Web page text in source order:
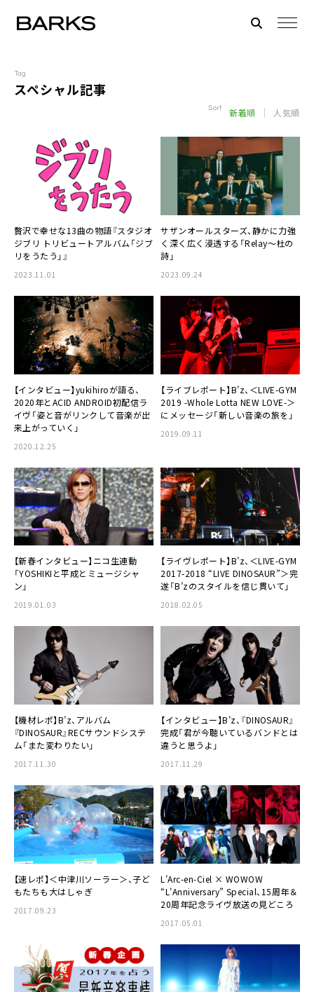
Tag
スペシャル記事
Sort 新着順 人気順
贅沢で幸せな13曲の物語『スタジオ
ジブリ トリビュートアルバム「ジブ
リをうたう 」』
2023.11.01
サザンオールスターズ、静かに力強
く深く広く浸透する「Relay～杜の
詩」
2023.09.24
【インタビュー】yukihiroが語る、
2020年とACID ANDROID初配信ラ
イヴ「姿と音がリンクして音楽が出
来上がっていく」
2020.12.25
【ライブレポート】B’z、＜LIVE-GYM
2019 -Whole Lotta NEW LOVE-＞
にメッセージ「新しい音楽の旅を」
2019.09.11
【新春インタビュー】ニコ生連動
「YOSHIKI と平成とミュージシャ
ン」
2019.01.03
【ライヴレポート】B’z、＜LIVE-GYM
2017-2018 “LIVE DINOSAUR”＞完
遂「B’zのスタイルを信じ貫いて」
2018.02.05
【機材レポ】B’z、アルバム
『DINOSAUR』RECサウンドシステ
ム「また変わりたい」
2017.11.30
【インタビュー】B’z、『DINOSAUR』
完成「君が今聴いているバンドとは
違うと思うよ」
2017.11.29
【速レポ】＜中津川ソーラー＞、子ど
もたちも大はしゃぎ
2017.09.23
L’Arc-en-Ciel × WOWOW
“L’Anniversary” Special、15周年＆
20周年記念ライヴ放送の見どころ
2017.05.01